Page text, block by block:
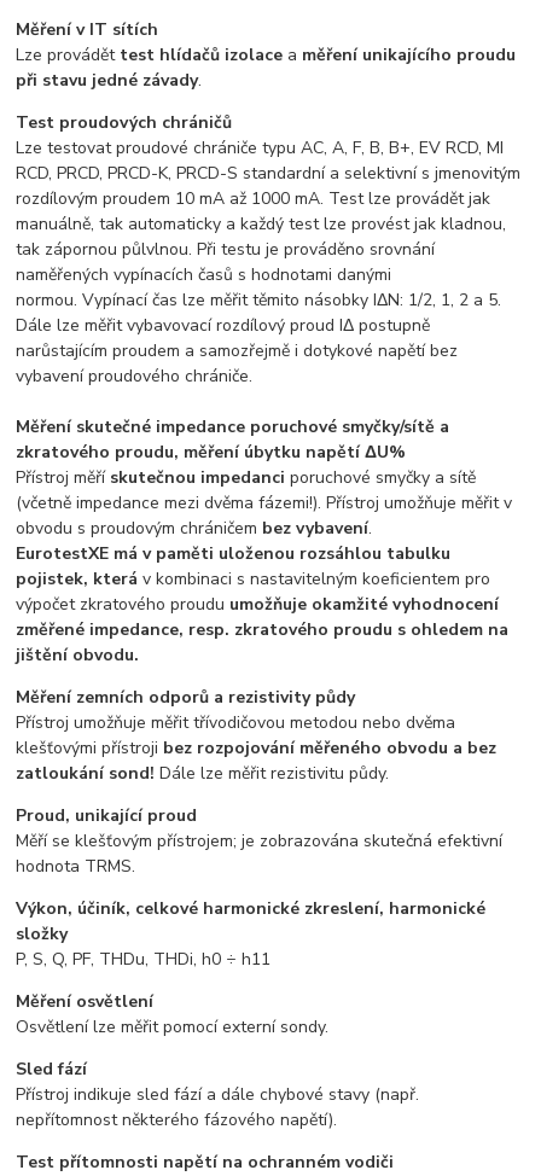
Měření v IT sítích
Lze provádět test hlídačů izolace a měření unikajícího proudu
při stavu jedné závady.
Test proudových chráničů
Lze testovat proudové chrániče typu AC, A, F, B, B+, EV RCD, MI
RCD, PRCD, PRCD-K, PRCD-S standardní a selektivní s jmenovitým
rozdílovým proudem 10 mA až 1000 mA. Test lze provádět jak
manuálně, tak automaticky a každý test lze provést jak kladnou,
tak zápornou půlvlnou. Při testu je prováděno srovnání
naměřených vypínacích časů s hodnotami danými
normou. Vypínací čas lze měřit těmito násobky IΔN: 1/2, 1, 2 a 5.
Dále lze měřit vybavovací rozdílový proud IΔ postupně
narůstajícím proudem a samozřejmě i dotykové napětí bez
vybavení proudového chrániče.
Měření skutečné impedance poruchové smyčky/sítě a
zkratového proudu, měření úbytku napětí ΔU%
Přístroj měří skutečnou impedanci poruchové smyčky a sítě
(včetně impedance mezi dvěma fázemi!). Přístroj umožňuje měřit v
obvodu s proudovým chráničem bez vybavení.
EurotestXE má v paměti uloženou rozsáhlou tabulku
pojistek, kteráv kombinaci s nastavitelným koeficientem pro
výpočet zkratového proudu umožňuje okamžité vyhodnocení
změřené impedance, resp. zkratového proudu s ohledem na
jištění obvodu.
Měření zemních odporů a rezistivity půdy
Přístroj umožňuje měřit třívodičovou metodou nebo dvěma
klešťovými přístroji bez rozpojování měřeného obvodu a bez
zatloukání sond! Dále lze měřit rezistivitu půdy.
Proud, unikající proud
Měří se klešťovým přístrojem; je zobrazována skutečná efektivní
hodnota TRMS.
Výkon, účiník, celkové harmonické zkreslení, harmonické
složky
P, S, Q, PF, THDu, THDi, h0 ÷ h11
Měření osvětlení
Osvětlení lze měřit pomocí externí sondy.
Sled fází
Přístroj indikuje sled fází a dále chybové stavy (např.
nepřítomnost některého fázového napětí).
Test přítomnosti napětí na ochranném vodiči